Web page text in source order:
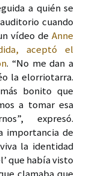
a quién se
cuando
vídeo deAnne
aceptó el
. “No me dan a
la elorriotarra.
bonito que
a tomar esa
expresó.
importancia de
la identidad
que había visto
clamaba que